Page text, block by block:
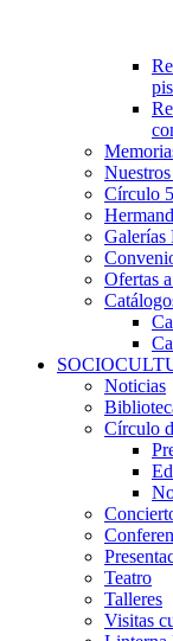
Círculo
Galerías
Ofertas
Noticias
Círculo
Teatro
Talleres
Visitas